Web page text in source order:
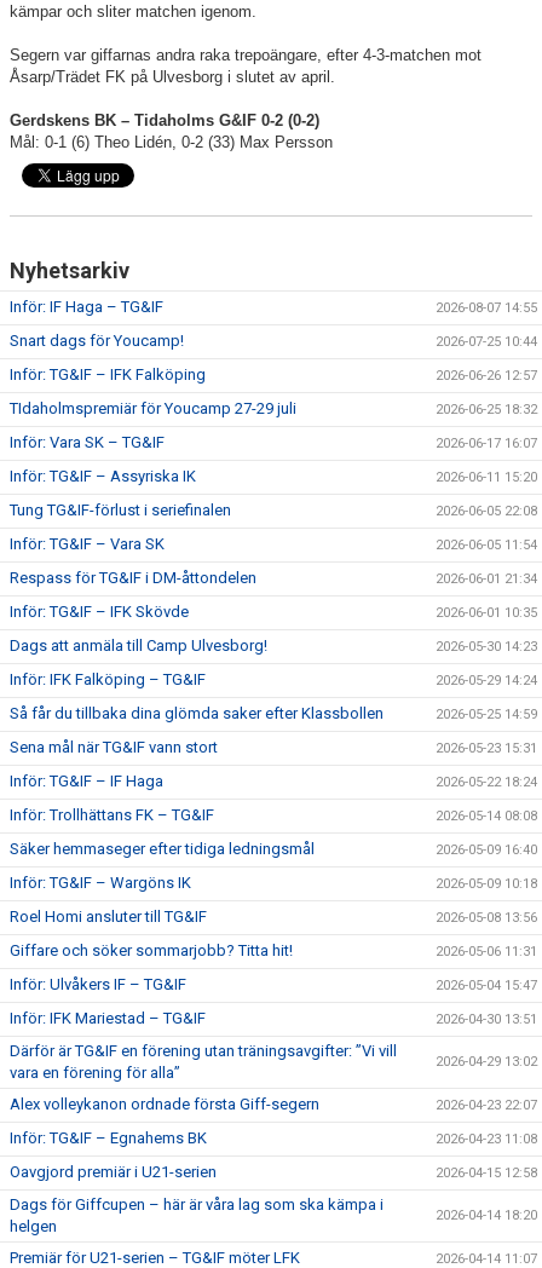
kämpar och sliter matchen igenom.
Segern var giffarnas andra raka trepoängare, efter 4-3-matchen mot
Åsarp/Trädet FK på Ulvesborg i slutet av april.
Gerdskens BK – Tidaholms G&IF 0-2 (0-2)
Mål: 0-1 (6) Theo Lidén, 0-2 (33) Max Persson
Nyhetsarkiv
Inför: IF Haga – TG&IF 2026-08-07 14:55
Snart dags för Youcamp! 2026-07-25 10:44
Inför: TG&IF – IFK Falköping 2026-06-26 12:57
TIdaholmspremiär för Youcamp 27-29 juli 2026-06-25 18:32
Inför: Vara SK – TG&IF 2026-06-17 16:07
Inför: TG&IF – Assyriska IK 2026-06-11 15:20
Tung TG&IF-förlust i seriefinalen 2026-06-05 22:08
Inför: TG&IF – Vara SK 2026-06-05 11:54
Respass för TG&IF i DM-åttondelen 2026-06-01 21:34
Inför: TG&IF – IFK Skövde 2026-06-01 10:35
Dags att anmäla till Camp Ulvesborg! 2026-05-30 14:23
Inför: IFK Falköping – TG&IF 2026-05-29 14:24
Så får du tillbaka dina glömda saker efter Klassbollen 2026-05-25 14:59
Sena mål när TG&IF vann stort 2026-05-23 15:31
Inför: TG&IF – IF Haga 2026-05-22 18:24
Inför: Trollhättans FK – TG&IF 2026-05-14 08:08
Säker hemmaseger efter tidiga ledningsmål 2026-05-09 16:40
Inför: TG&IF – Wargöns IK 2026-05-09 10:18
Roel Homi ansluter till TG&IF 2026-05-08 13:56
Giffare och söker sommarjobb? Titta hit! 2026-05-06 11:31
Inför: Ulvåkers IF – TG&IF 2026-05-04 15:47
Inför: IFK Mariestad – TG&IF 2026-04-30 13:51
Därför är TG&IF en förening utan träningsavgifter: ”Vi vill
vara en förening för alla”
2026-04-29 13:02
Alex volleykanon ordnade första Giff-segern 2026-04-23 22:07
Inför: TG&IF – Egnahems BK 2026-04-23 11:08
Oavgjord premiär i U21-serien 2026-04-15 12:58
Dags för Giffcupen – här är våra lag som ska kämpa i
helgen
2026-04-14 18:20
Premiär för U21-serien – TG&IF möter LFK 2026-04-14 11:07